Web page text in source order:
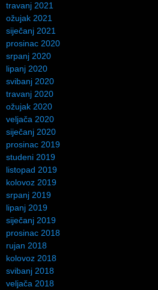
travanj 2021
ožujak 2021
siječanj 2021
prosinac 2020
srpanj 2020
lipanj 2020
svibanj 2020
travanj 2020
ožujak 2020
veljača 2020
siječanj 2020
prosinac 2019
studeni 2019
listopad 2019
kolovoz 2019
srpanj 2019
lipanj 2019
siječanj 2019
prosinac 2018
rujan 2018
kolovoz 2018
svibanj 2018
veljača 2018